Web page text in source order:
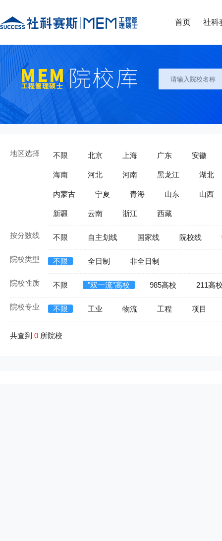
首页 社科
地区选择 不限 北京 上海 广东 安徽
海南 河北 河南 黑龙江 湖北
内蒙古 宁夏 青海 山东 山西
新疆 云南 浙江 西藏
按分数线 不限 自主划线 国家线 院校线
院校类型 不限 全日制 非全日制
院校性质 不限 "双一流"高校 985高校 211高
院校专业 不限 工业 物流 工程 项目
共查到 0 所院校